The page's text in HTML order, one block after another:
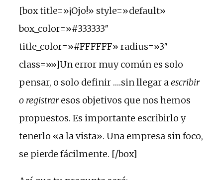
[box title=»¡Ojo!» style=»default»
box_color=»#333333″
title_color=»#FFFFFF» radius=»3″
class=»»]Un error muy común es solo
pensar, o solo definir ….sin llegar aescribir
o registraresos objetivos que nos hemos
propuestos. Es importante escribirlo y
tenerlo «a la vista». Una empresa sin foco,
se pierde fácilmente. [/box]